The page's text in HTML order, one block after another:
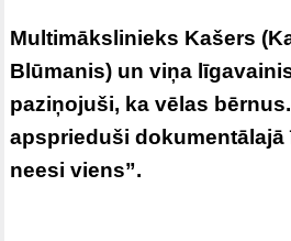
Multimākslinieks Kašers
Blūmanis) un viņa
paziņojuši, ka vēlas
apsprieduši dokumentālajā
neesi viens”.